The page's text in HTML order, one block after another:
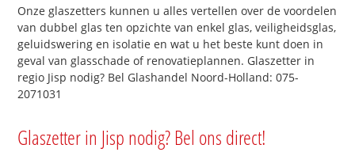
Onze glaszetters kunnen u alles vertellen over de voordelen
van dubbel glas ten opzichte van enkel glas, veiligheidsglas,
geluidswering en isolatie en wat u het beste kunt doen in
geval van glasschade of renovatieplannen. Glaszetter in
regio Jisp nodig? Bel Glashandel Noord-Holland: 075-
2071031
Glaszetter in Jisp nodig? Bel ons direct!